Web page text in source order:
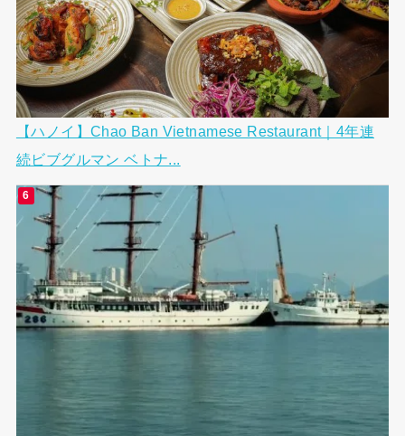
【ハノイ】Chao Ban Vietnamese Restaurant｜4年連
続ビブグルマン ベトナ...